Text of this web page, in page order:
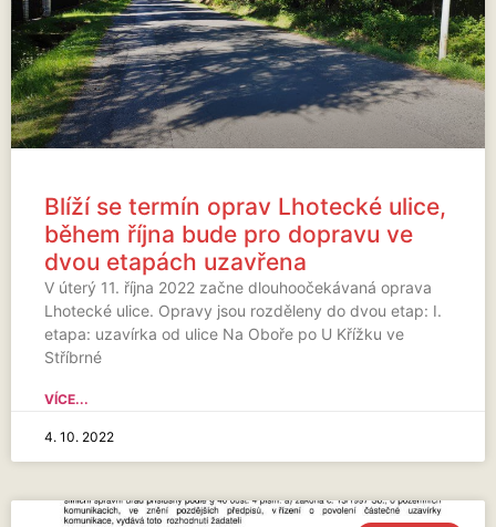
Blíží se termín oprav Lhotecké ulice,
během října bude pro dopravu ve
dvou etapách uzavřena
V úterý 11. října 2022 začne dlouhoočekávaná oprava
Lhotecké ulice. Opravy jsou rozděleny do dvou etap: I.
etapa: uzavírka od ulice Na Oboře po U Křížku ve
Stříbrné
VÍCE...
4. 10. 2022